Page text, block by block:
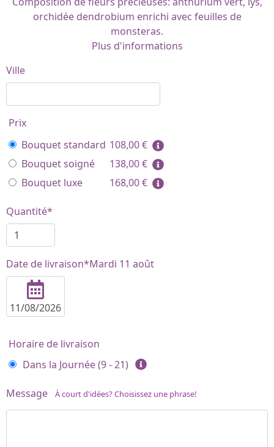
orchidée dendrobium enrichi avec feuilles de
monsteras.
Plus d'informations
Ville
Prix
Bouquet standard 108,00€
Bouquet soigné
138,00€
Bouquet luxe
168,00€
Quantité*
Date de livraison*Mardi 11 août
Horaire de livraison
Dans la Journée (9 - 21)
Message À court d'idées? Choisissez une phrase!